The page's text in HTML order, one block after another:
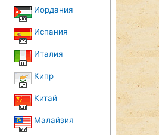
Иордания
Испания
Италия
Кипр
Китай
Малайзия